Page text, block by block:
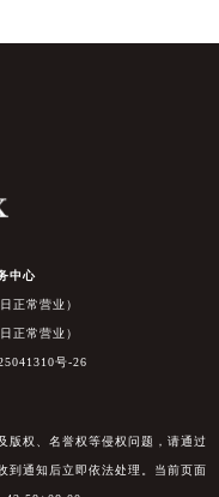
中心
正常营业）
正常营业）
号-26
版权、名誉权等侵权问题，请通过
到通知后立即依法处理。当前页面